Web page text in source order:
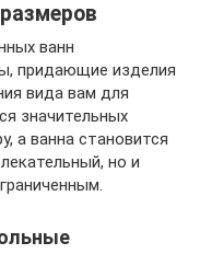
ванн
придающие изделия
вида вам для
значительных
а ванна становится
но и